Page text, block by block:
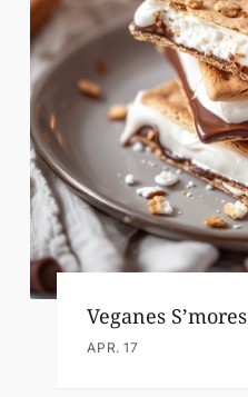
Veganes S’mores
APR. 17